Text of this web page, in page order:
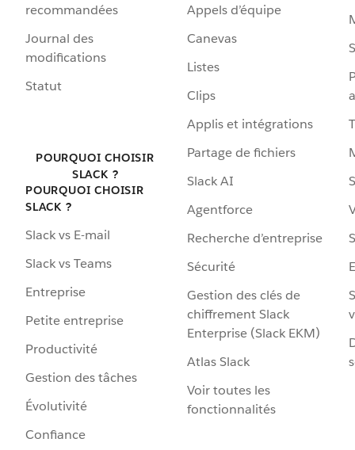
recommandées
Journal des
modifications
Statut
POURQUOI CHOISIR
SLACK ?
POURQUOI CHOISIR
SLACK ?
Slack vs E-mail
Slack vs Teams
Entreprise
Petite entreprise
Productivité
Gestion des tâches
Évolutivité
Confiance
Appels d’équipe
Canevas
Listes
Clips
Applis et intégrations
Partage de fichiers
Slack AI
Agentforce
Recherche d’entreprise
Sécurité
Gestion des clés de
chiffrement Slack
Enterprise (Slack EKM)
Atlas Slack
Voir toutes les
fonctionnalités